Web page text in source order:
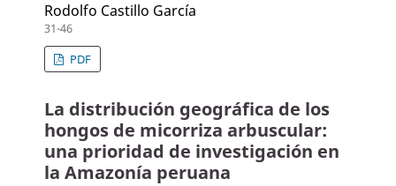
Rodolfo Castillo García
31-46
PDF
La distribución geográfica de los
hongos de micorriza arbuscular:
una prioridad de investigación en
la Amazonía peruana